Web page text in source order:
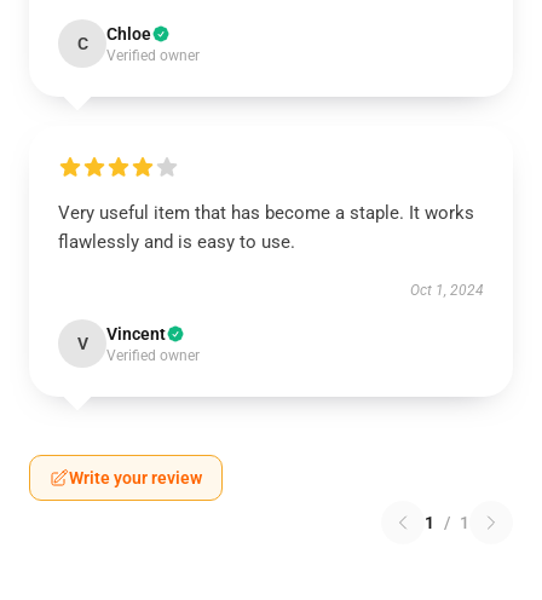
C Chloe
Verified owner
Very useful item that has become a staple. It works
flawlessly and is easy to use.
Oct 1, 2024
V Vincent
Verified owner
Write your review
1 / 1